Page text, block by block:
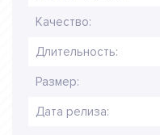
Качество:
Длительность:
Размер:
Дата релиза: